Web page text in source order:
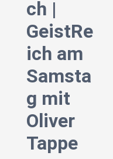
ch |
GeistRe
ich am
Samsta
g mit
Oliver
Tappe